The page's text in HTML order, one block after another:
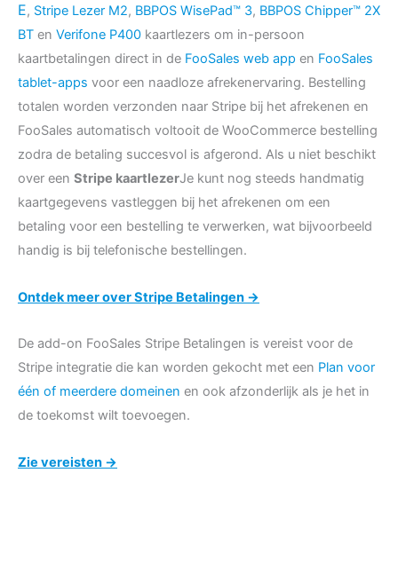
E, Stripe Lezer M2, BBPOS WisePad™ 3, BBPOS Chipper™ 2X
BT en Verifone P400 kaartlezers om in-persoon
kaartbetalingen direct in de FooSales web app en FooSales
tablet-apps voor een naadloze afrekenervaring. Bestelling
totalen worden verzonden naar Stripe bij het afrekenen en
FooSales automatisch voltooit de WooCommerce bestelling
zodra de betaling succesvol is afgerond. Als u niet beschikt
over een Stripe kaartlezerJe kunt nog steeds handmatig
kaartgegevens vastleggen bij het afrekenen om een
betaling voor een bestelling te verwerken, wat bijvoorbeeld
handig is bij telefonische bestellingen.
Ontdek meer over Stripe Betalingen →
De add-on FooSales Stripe Betalingen is vereist voor de
Stripe integratie die kan worden gekocht met een Plan voor
één of meerdere domeinen en ook afzonderlijk als je het in
de toekomst wilt toevoegen.
Zie vereisten →